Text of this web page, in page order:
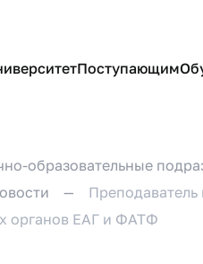
Поступающим
образовательные
органов ЕАГ и ФАТФ